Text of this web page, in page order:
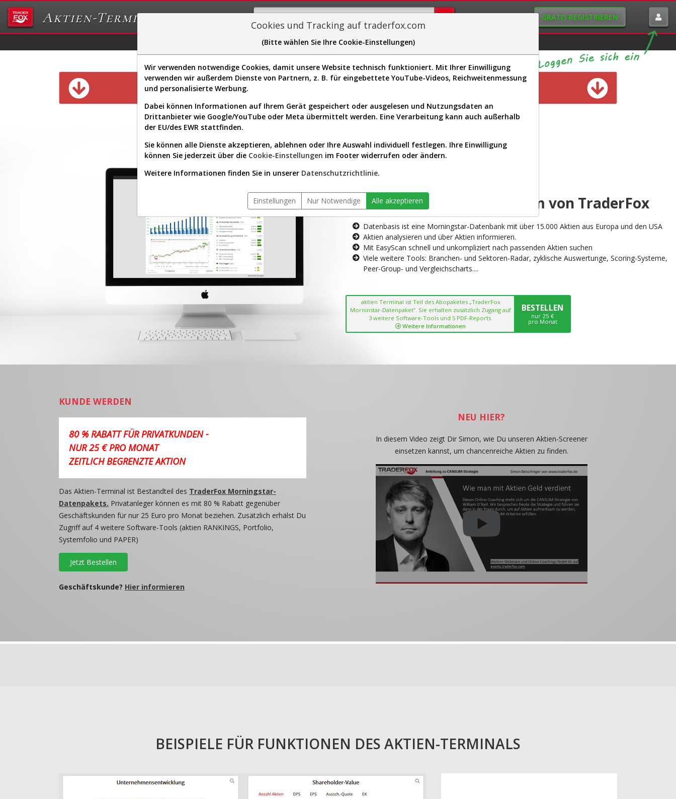
Aktien-Terminal GRATIS REGISTRIEREN
Sector-Spider Easy-Scan Visualizations
Diese Funktion ist nur für Premium-Kunden verfügbar
AKTIEN-TERMINAL
Die Aktienanalyse-Plattform von TraderFox
Datenbasis ist eine Morningstar-Datenbank mit über 15.000 Aktien aus Europa und den USA
Aktien analysieren und über Aktien informieren.
Mit EasyScan schnell und unkompliziert nach passenden Aktien suchen
Viele weitere Tools: Branchen- und Sektoren-Radar, zyklische Auswertunge, Scoring-Systeme,
Peer-Group- und Vergleichscharts....
aktien Terminal ist Teil des Abopaketes „TraderFox
Morninstar-Datenpaket“. Sie erhalten zusätzlich Zugang auf
3 weitere Software-Tools und 5 PDF-Reports.
Weitere Informationen
BESTELLEN
nur 25 €
pro Monat
KUNDE WERDEN
80 % RABATT FÜR PRIVATKUNDEN -
NUR 25 € PRO MONAT
ZEITLICH BEGRENZTE AKTION
Das Aktien-Terminal ist Bestandteil des TraderFox Morningstar-
Datenpakets. Privatanleger können es mit 80 % Rabatt gegenüber
Geschäftskunden für nur 25 Euro pro Monat beziehen. Zusätzlich erhälst Du
Zugriff auf 4 weitere Software-Tools (aktien RANKINGS, Portfolio,
Systemfolio und PAPER)
Jetzt Bestellen
Geschäftskunde? Hier informieren
NEU HIER?
In diesem Video zeigt Dir Simon, wie Du unseren Aktien-Screener
einsetzen kannst, um chancenreiche Aktien zu finden.
BEISPIELE FÜR FUNKTIONEN DES AKTIEN-TERMINALS
Cookies und Tracking auf traderfox.com
(Bitte wählen Sie Ihre Cookie-Einstellungen)
Wir verwenden notwendige Cookies, damit unsere Website technisch funktioniert. Mit Ihrer Einwilligung
verwenden wir außerdem Dienste von Partnern, z. B. für eingebettete YouTube-Videos, Reichweitenmessung
und personalisierte Werbung.
Dabei können Informationen auf Ihrem Gerät gespeichert oder ausgelesen und Nutzungsdaten an
Drittanbieter wie Google/YouTube oder Meta übermittelt werden. Eine Verarbeitung kann auch außerhalb
der EU/des EWR stattfinden.
Sie können alle Dienste akzeptieren, ablehnen oder Ihre Auswahl individuell festlegen. Ihre Einwilligung
können Sie jederzeit über die Cookie-Einstellungen im Footer widerrufen oder ändern.
Weitere Informationen finden Sie in unserer Datenschutzrichtlinie.
Einstellungen Nur Notwendige Alle akzeptieren